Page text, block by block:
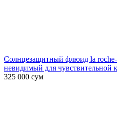
Солнцезащитный флюид la roche-
невидимый для чувствительной
325 000 сум